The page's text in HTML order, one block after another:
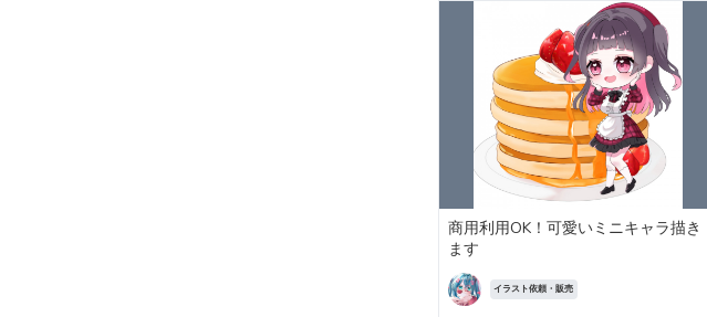
商用利用OK！可愛いミニキャラ描き
ます
イラスト依頼・販売